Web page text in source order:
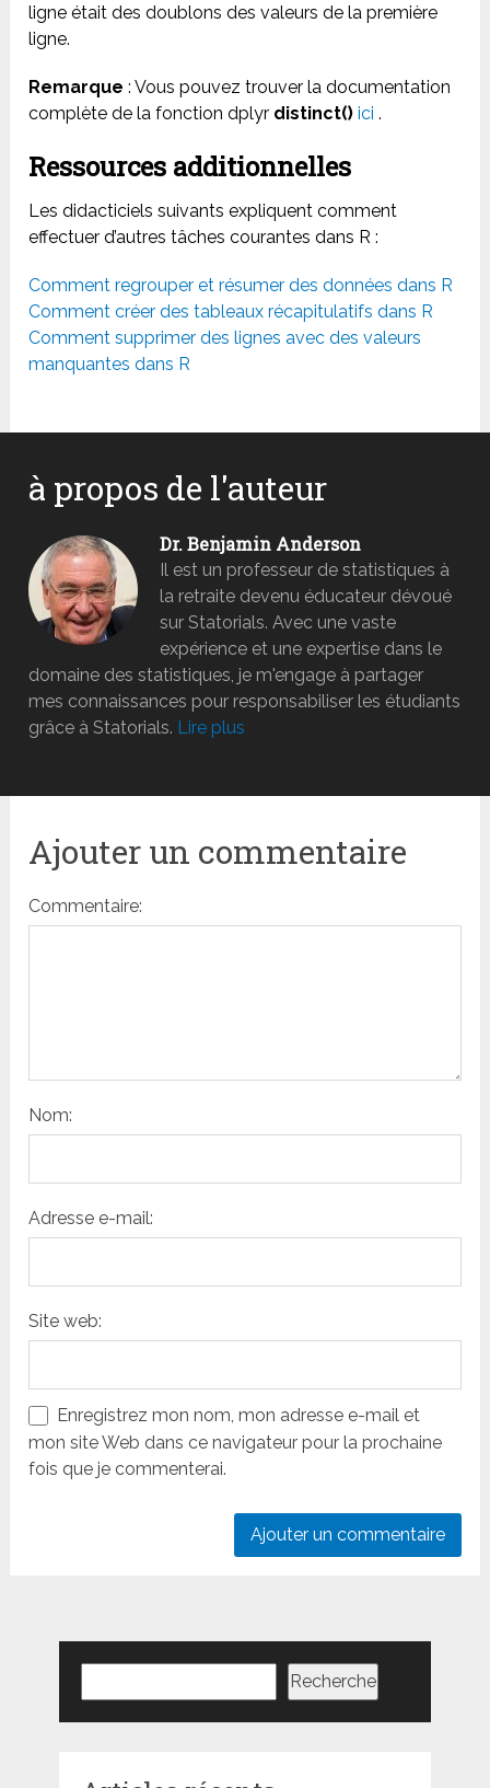
ligne était des doublons des valeurs de la première
ligne.
Remarque : Vous pouvez trouver la documentation
complète de la fonction dplyr distinct() ici .
Ressources additionnelles
Les didacticiels suivants expliquent comment
effectuer d’autres tâches courantes dans R :
Comment regrouper et résumer des données dans R
Comment créer des tableaux récapitulatifs dans R
Comment supprimer des lignes avec des valeurs
manquantes dans R
à propos de l'auteur
Dr. Benjamin Anderson
Il est un professeur de statistiques à
la retraite devenu éducateur dévoué
sur Statorials. Avec une vaste
expérience et une expertise dans le
domaine des statistiques, je m'engage à partager
mes connaissances pour responsabiliser les étudiants
grâce à Statorials. Lire plus
Ajouter un commentaire
Commentaire:
Nom:
Adresse e-mail:
Site web:
Enregistrez mon nom, mon adresse e-mail et
mon site Web dans ce navigateur pour la prochaine
fois que je commenterai.
Recherche